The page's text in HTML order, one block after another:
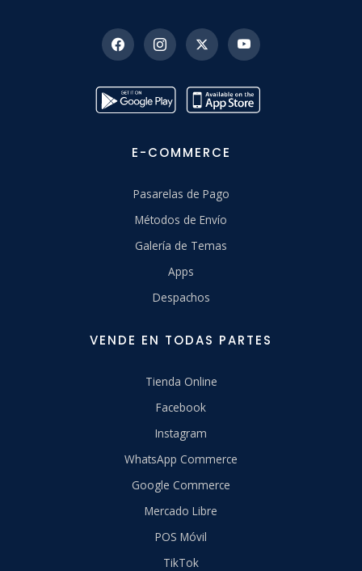
E-COMMERCE
Pasarelas de Pago
Métodos de Envío
Galería de Temas
Apps
Despachos
VENDE EN TODAS PARTES
Tienda Online
Facebook
Instagram
WhatsApp Commerce
Google Commerce
Mercado Libre
POS Móvil
TikTok